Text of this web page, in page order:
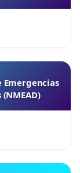
Emergencias